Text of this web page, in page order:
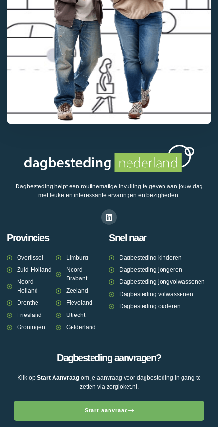
Dagbesteding helpt een routinematige invulling te geven aan jouw dag
met leuke en interessante ervaringen en bezigheden.
Provincies
Overijssel
Zuid-Holland
Noord-
Holland
Drenthe
Friesland
Groningen
Limburg
Noord-
Brabant
Zeeland
Flevoland
Utrecht
Gelderland
Snel naar
Dagbesteding kinderen
Dagbesteding jongeren
Dagbesteding jongvolwassenen
Dagbesteding volwassenen
Dagbesteding ouderen
Dagbesteding aanvragen?
Klik op Start Aanvraagom je aanvraag voor dagbesteding in gang te
zetten via zorgloket.nl.
Start aanvraag